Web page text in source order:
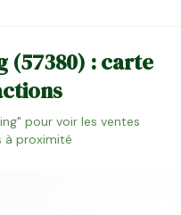
(57380) : carte
" pour voir les ventes
à proximité